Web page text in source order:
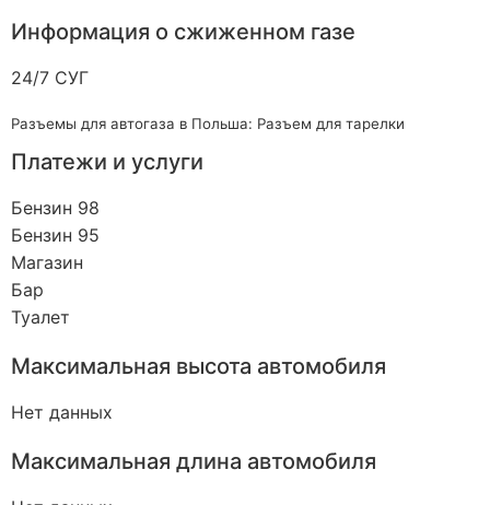
Информация о сжиженном газе
24/7 СУГ
Разъемы для автогаза в Польша: Разъем для тарелки
Платежи и услуги
Бензин 98
Бензин 95
Магазин
Бар
Туалет
Максимальная высота автомобиля
Нет данных
Максимальная длина автомобиля